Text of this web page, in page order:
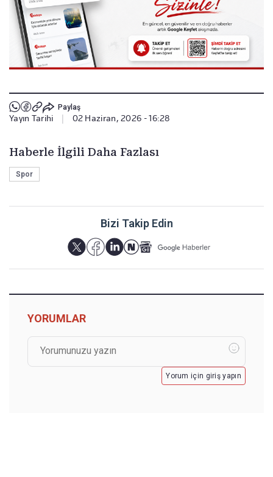
Paylaş
Yayın Tarihi 02 Haziran, 2026 - 16:28
Haberle İlgili Daha Fazlası
Spor
Bizi Takip Edin
YORUMLAR
Yorum için giriş yapın